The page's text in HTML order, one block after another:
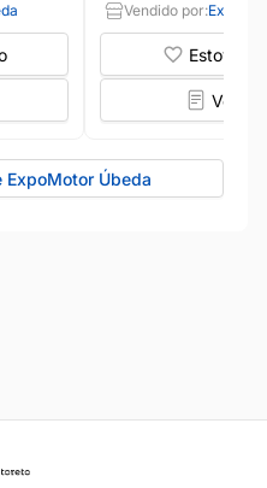
Vendido por:
Estoy
Ver
ExpoMotor Úbeda